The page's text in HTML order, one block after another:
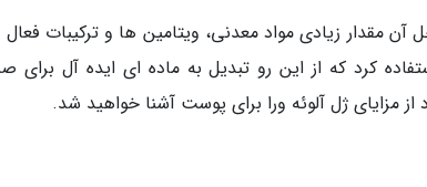
مقدار زیادی مواد معدنی، ویتامین ها و ترکیبات فعال
کرد که از این رو تبدیل به ماده ای ایده آل برای
مزایای ژل آلوئه ورا برای پوست آشنا خواهید شد.